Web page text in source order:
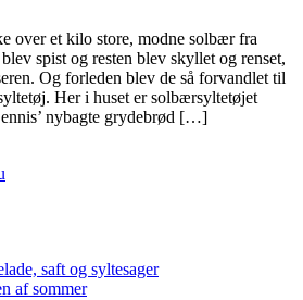
over et kilo store, modne solbær fra
spist og resten blev skyllet og renset,
Og forleden blev de så forvandlet til
Her i huset er solbærsyltetøjet
nybagte grydebrød […]
saft og syltesager
af sommer